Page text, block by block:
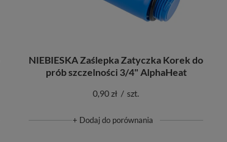
NIEBIESKA Zaślepka Zatyczka Korek do
prób szczelności 3/4" AlphaHeat
0,90 zł / szt.
+ Dodaj do porównania